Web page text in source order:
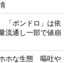
「ボンドロ」は依
流通し一部で値崩
ホな生態 嘔吐や